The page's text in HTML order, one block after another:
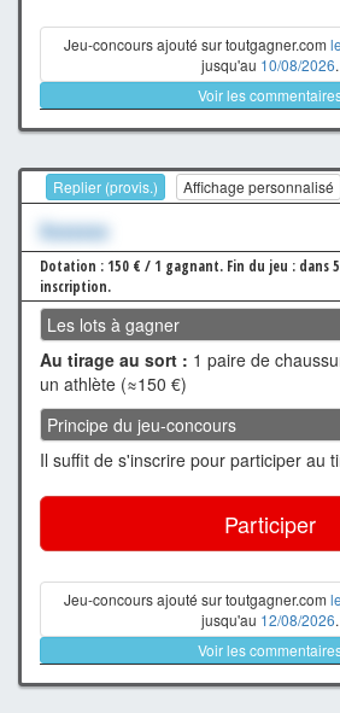
Jeu-concours ajouté sur toutgagner.com
jusqu'au 10/08/2026.
Voir les
Replier (provis.) Affichage personnalisé
Xxxxxxx
Dotation : 150 € / 1 gagnant. Fin du jeu : dans
inscription.
Les lots à gagner
Au tirage au sort : 1 paire de
un athlète (≈150 €)
Principe du jeu-concours
Il suffit de s'inscrire pour participer au
Participer
Jeu-concours ajouté sur toutgagner.com
jusqu'au 12/08/2026.
Voir les